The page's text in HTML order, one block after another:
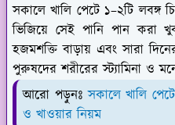
সকালে খালি পেটে ১–২টি লবঙ্গ
ভিজিয়ে সেই পানি পান করা
হজমশক্তি বাড়ায় এবং সারা
পুরুষদের শরীরের স্ট্যামিনা ও
আরো পড়ুনঃসকালে খালি
ও খাওয়ার নিয়ম